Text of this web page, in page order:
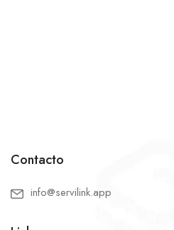
Contacto
info@servilink.app